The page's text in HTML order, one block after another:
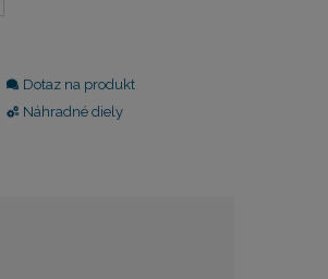
Dotaz na produkt
Náhradné diely